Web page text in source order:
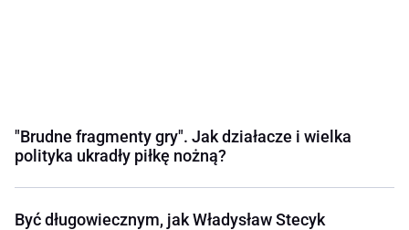
"Brudne fragmenty gry". Jak działacze i wielka
polityka ukradły piłkę nożną?
Być długowiecznym, jak Władysław Stecyk